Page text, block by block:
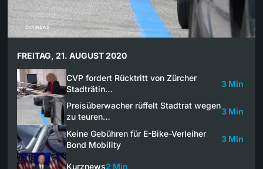
FREITAG, 21. AUGUST 2020
CVP fordert Rücktritt von Zürcher
Stadträtin…
3 Min
Preisüberwacher rüffelt Stadtrat wegen
zu teuren…
3 Min
Keine Gebühren für E-Bike-Verleiher
Bond Mobility
3 Min
Kurznews2 Min